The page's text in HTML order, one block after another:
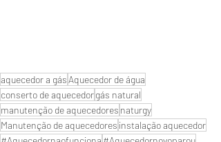
aquecedor a gás Aquecedor de água
conserto de aquecedorgás natural
manutenção de aquecedores naturgy
Manutenção de aquecedores instalação aquecedor